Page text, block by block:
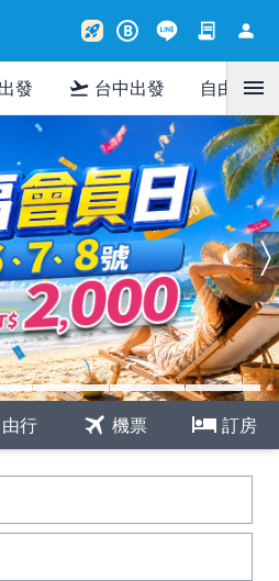
rocket_launch B contract person
發 flight_takeoff 台中出發 自由行menu
行 travel 機票 hotel 訂房
close
費者您好
假冒「五福旅遊客服人
者,請您特別小心防範!
則
給個資/銀行帳戶資料/
可疑電話]
:
名義
購促銷」誘騙
訂購錯誤爲名義
消機票」
爲名義
」爲名義
、臨櫃提款,或有任何提款
close
通知 close
：
灣旅客免簽入境，並為提升
料保護，本公司自即日起調
，說明如下：
簽證之外，本公司將不再
正本。
，並簽署「護照自帶切結
攜帶護照正本至機場報
證件遺失或個資外流的風
更安心、便捷。
與配合，並將持續以更完善
一段美好的旅程。